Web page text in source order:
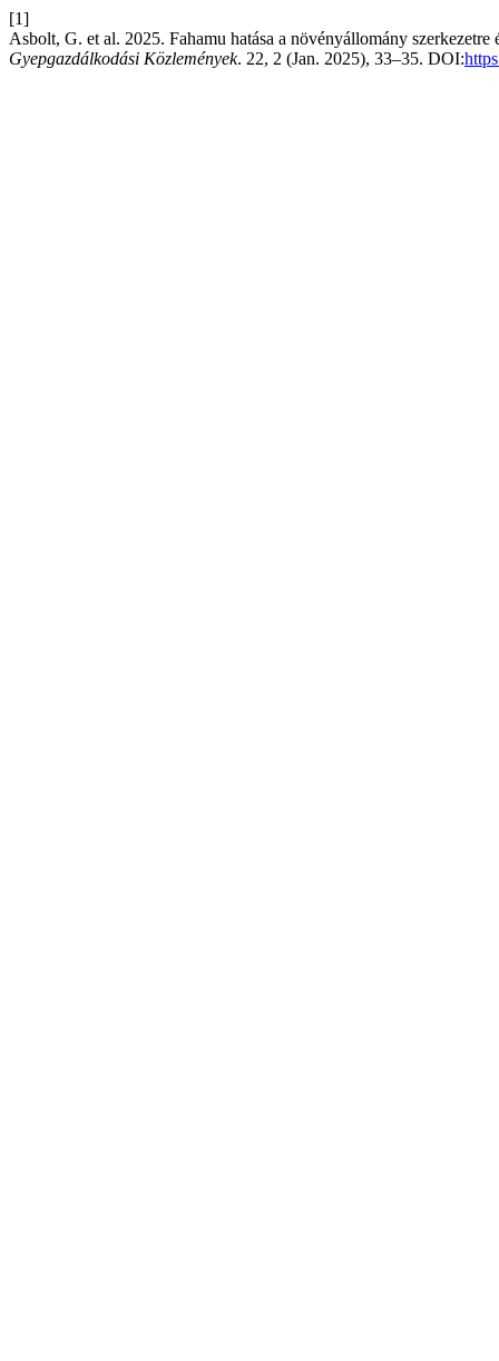
[1]
Asbolt, G. et al. 2025. Fahamu hatása a növényállomány
Gyepgazdálkodási Közlemények. 22, 2 (Jan. 2025), 33–35. DOI: